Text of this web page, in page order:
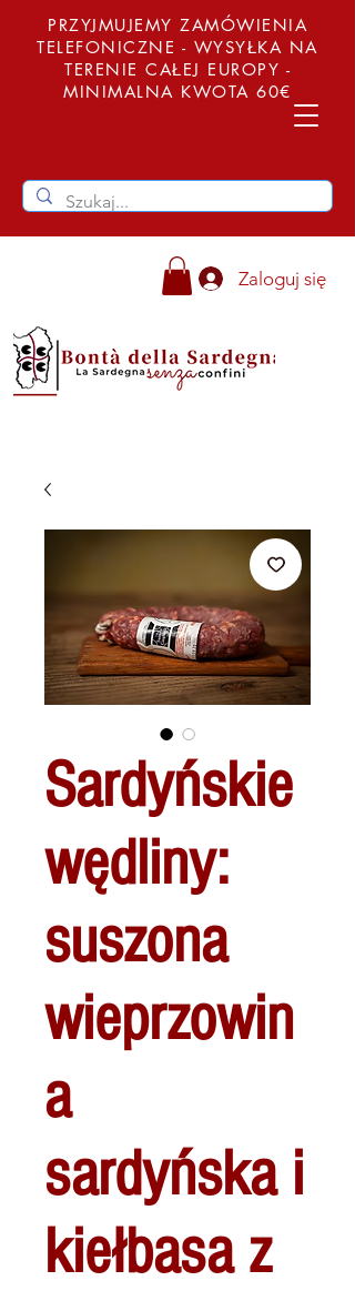
PRZYJMUJEMY ZAMÓWIENIA
TELEFONICZNE - WYSYŁKA NA
TERENIE CAŁEJ EUROPY -
MINIMALNA KWOTA 60€
Zaloguj się
Sardyńskie
wędliny:
suszona
wieprzowin
a
sardyńska i
kiełbasa z